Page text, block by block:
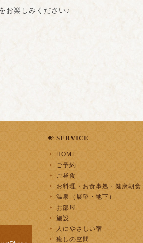
お楽しみください♪
SERVICE
HOME
ご予約
ご昼食
お料理・お食事処・健康朝食
温泉（展望・地下）
お部屋
施設
人にやさしい宿
癒しの空間